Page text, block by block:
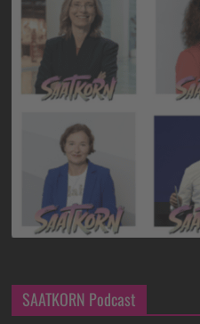
SAATKORN Podcast